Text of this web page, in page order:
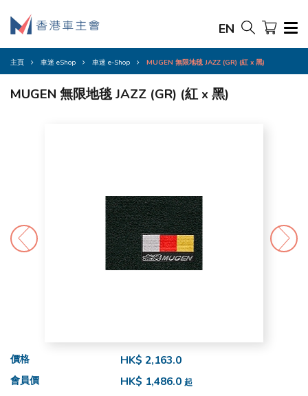
EN
主頁 車迷 eShop 車迷 e-Shop MUGEN 無限地毯 JAZZ (GR) (紅 x 黑)
MUGEN 無限地毯 JAZZ (GR) (紅 x 黑)
價格 HK$ 2,163.0
會員價 HK$ 1,486.0 起